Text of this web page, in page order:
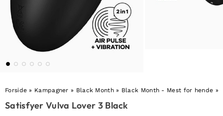
Forside » Kampagner » Black Month» Black Month - Mest for hende »
Satisfyer Vulva Lover 3 Black